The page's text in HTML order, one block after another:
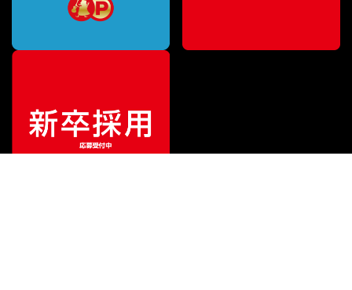
販売価格¥85,800（税込）